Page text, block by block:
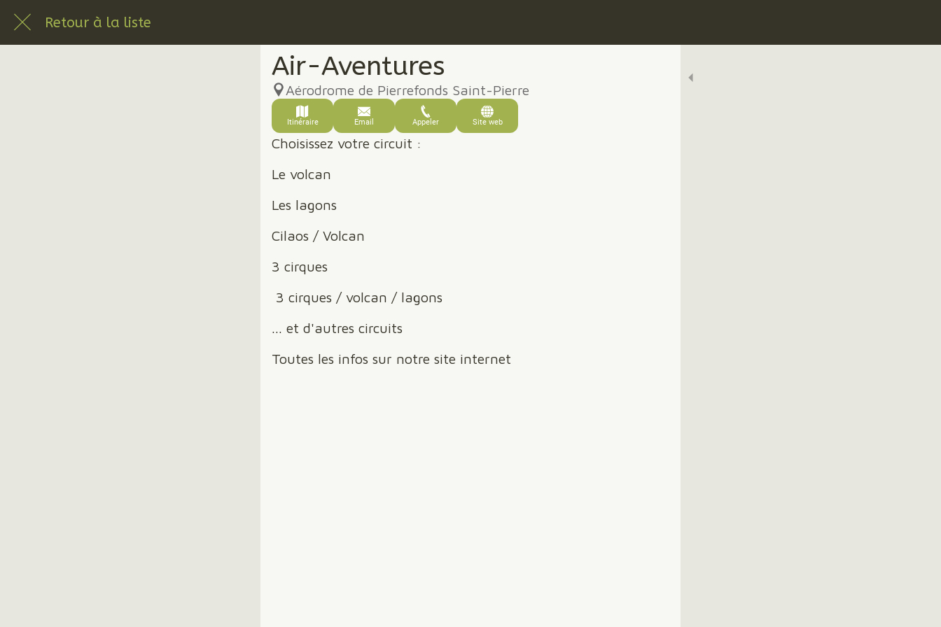
Retour à la liste
Air-Aventures
Aérodrome de Pierrefonds Saint-Pierre
Itinéraire Email Appeler Site web
Choisissez votre circuit :
Le volcan
Les lagons
Cilaos / Volcan
3 cirques
3 cirques / volcan / lagons
... et d'autres circuits
Toutes les infos sur notre site internet